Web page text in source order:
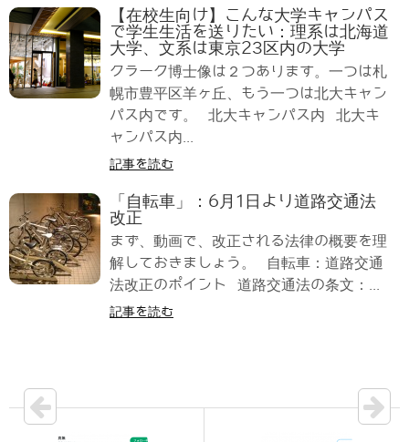
【在校生向け】こんな大学キャンパス
で学生生活を送りたい：理系は北海道
大学、文系は東京23区内の大学
クラーク博士像は２つあります。一つは札
幌市豊平区羊ヶ丘、もう一つは北大キャン
パス内です。 北大キャンパス内 北大キ
ャンパス内...
記事を読む
「自転車」：6月1日より道路交通法
改正
まず、動画で、改正される法律の概要を理
解しておきましょう。 自転車：道路交通
法改正のポイント 道路交通法の条文：...
記事を読む